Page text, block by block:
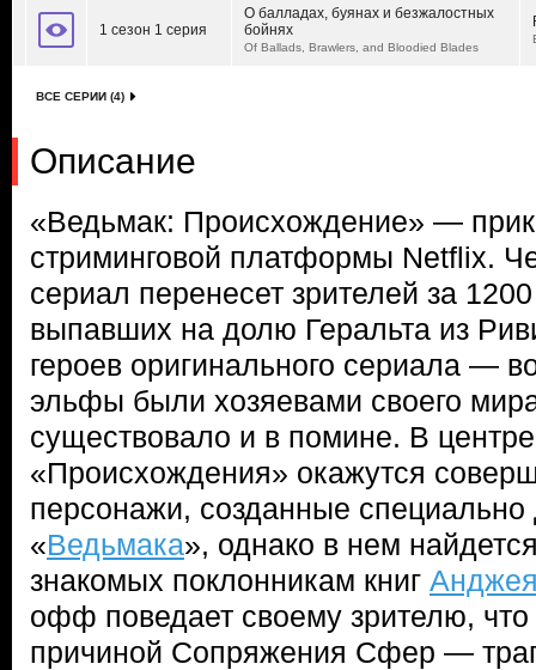
1 сезон 1 серия
О балладах, буянах и безжалостных
бойнях
Of Ballads, Brawlers, and Bloodied Blades
ВСЕ СЕРИИ (4)
Описание
«Ведьмак: Происхождение» —
стриминговой платформы Netflix.
сериал перенесет зрителей за
выпавших на долю Геральта из
героев оригинального сериала —
эльфы были хозяевами своего
существовало и в помине. В
«Происхождения» окажутся
персонажи, созданные специально
«Ведьмака», однако в нем
знакомых поклонникам книг
офф поведает своему зрителю,
причиной Сопряжения Сфер —